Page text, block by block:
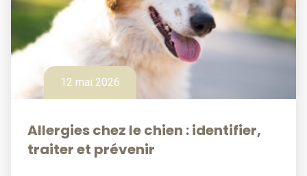
12 mai 2026
Allergies chez le chien : identifier,
traiter et prévenir